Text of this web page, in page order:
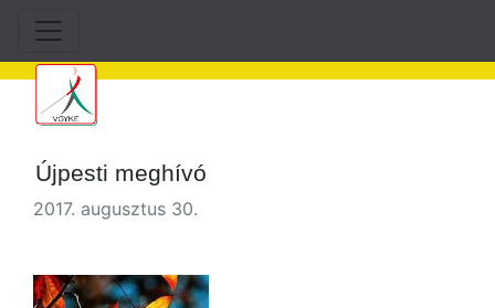
Újpesti meghívó
2017. augusztus 30.